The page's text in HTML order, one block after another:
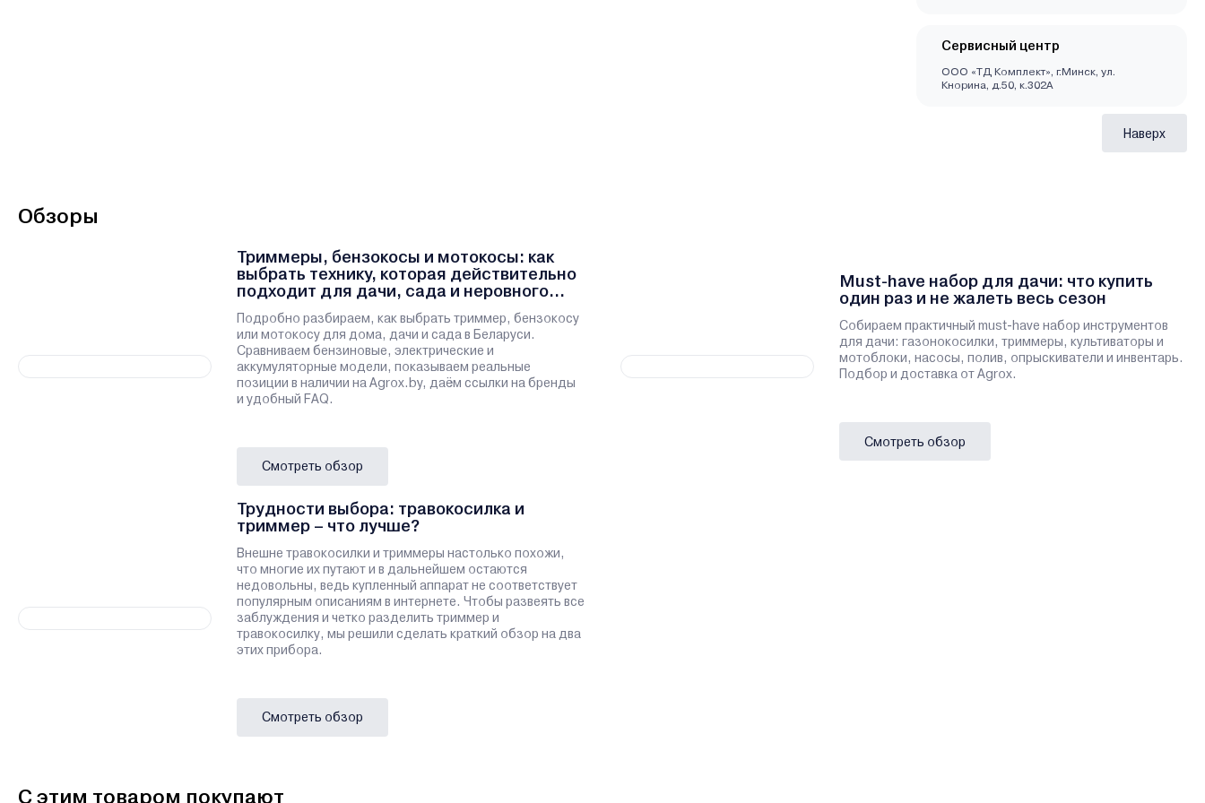
Сервисный центр
ООО «ТД Комплект», г.Минск, ул.
Кнорина, д.50, к.302А
Наверх
Обзоры
Триммеры, бензокосы и мотокосы: как
выбрать технику, которая действительно
подходит для дачи, сада и неровного
участка
Подробно разбираем, как выбрать триммер, бензокосу
или мотокосу для дома, дачи и сада в Беларуси.
Сравниваем бензиновые, электрические и
аккумуляторные модели, показываем реальные
позиции в наличии на Agrox.by, даём ссылки на бренды
и удобный FAQ.
Смотреть обзор
Must-have набор для дачи: что купить
один раз и не жалеть весь сезон
Собираем практичный must-have набор инструментов
для дачи: газонокосилки, триммеры, культиваторы и
мотоблоки, насосы, полив, опрыскиватели и инвентарь.
Подбор и доставка от Agrox.
Смотреть обзор
Трудности выбора: травокосилка и
триммер – что лучше?
Внешне травокосилки и триммеры настолько похожи,
что многие их путают и в дальнейшем остаются
недовольны, ведь купленный аппарат не соответствует
популярным описаниям в интернете. Чтобы развеять все
заблуждения и четко разделить триммер и
травокосилку, мы решили сделать краткий обзор на два
этих прибора.
Смотреть обзор
С этим товаром покупают